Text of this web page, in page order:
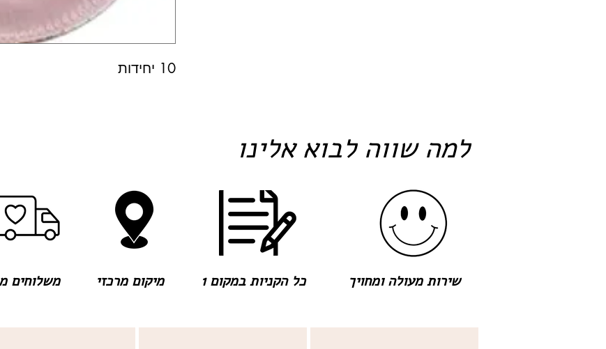
10 יחידות
משלוחים מהירים
למה שווה לבוא אלינו
מיקום מרכזי כל הקניות במקום 1 שירות מעולה ומחויך